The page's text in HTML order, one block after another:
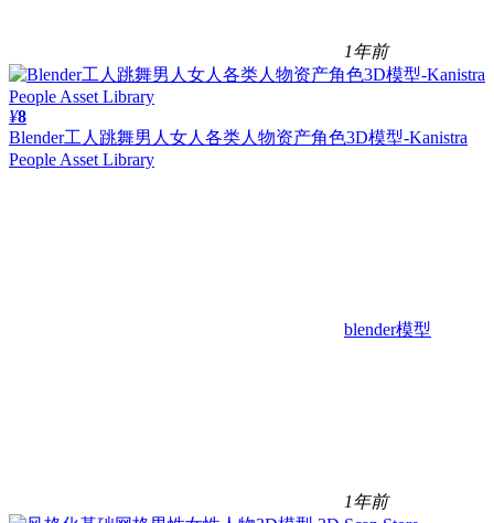
1年前
¥8
Blender工人跳舞男人女人各类人物资产角色3D模型-Kanistra
People Asset Library
blender模型
1年前